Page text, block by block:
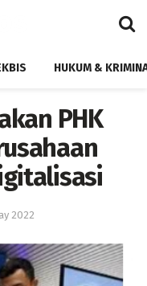
HUKUM &
PHK
2022